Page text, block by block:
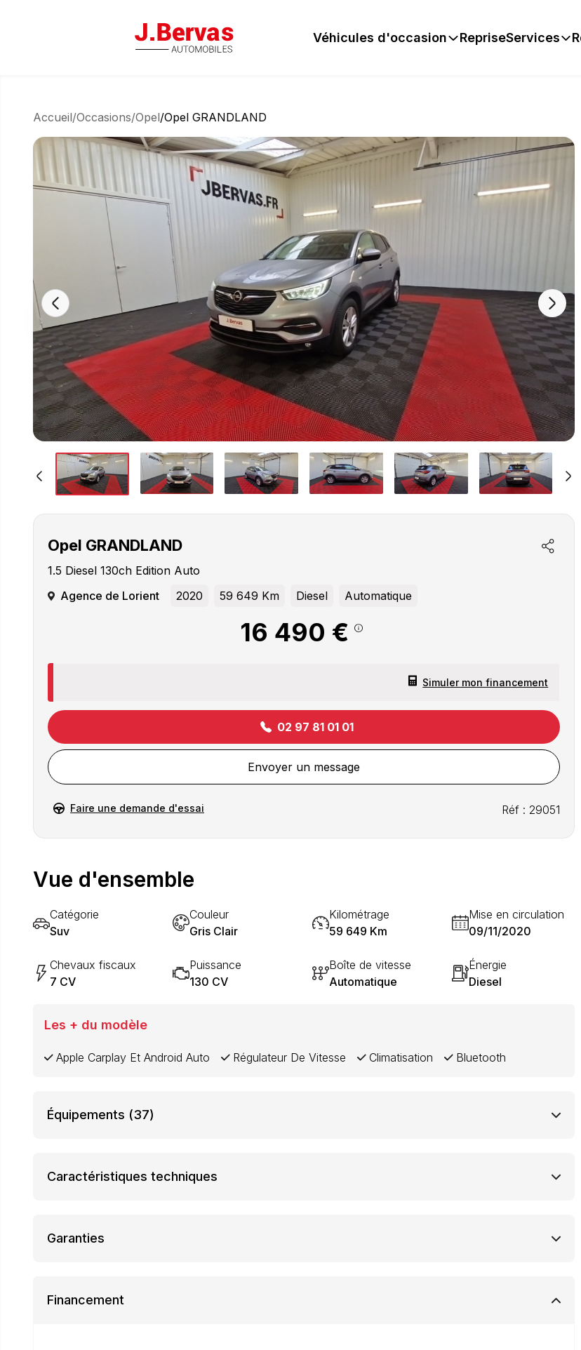
J.Bervas Véhicules d'occasion RepriseServices
Accueil/Occasions/Opel/Opel GRANDLAND
Opel GRANDLAND
1.5 Diesel 130ch Edition Auto
Agence de Lorient
2020 59 649 Km Diesel Automatique
16 490 €
Simuler mon financement
02 97 81 01 01
Envoyer un message
Faire une demande d'essai Réf : 29051
Vue d'ensemble
Catégorie
Suv
Couleur
Gris Clair
Kilométrage
59 649 Km
Mise en circulation
09/11/2020
Chevaux fiscaux
7 CV
Puissance
130 CV
Boîte de vitesse
Automatique
Énergie
Diesel
Les + du modèle
Apple Carplay Et Android Auto Régulateur De Vitesse Climatisation Bluetooth
Équipements (37)
Caractéristiques techniques
Garanties
Financement